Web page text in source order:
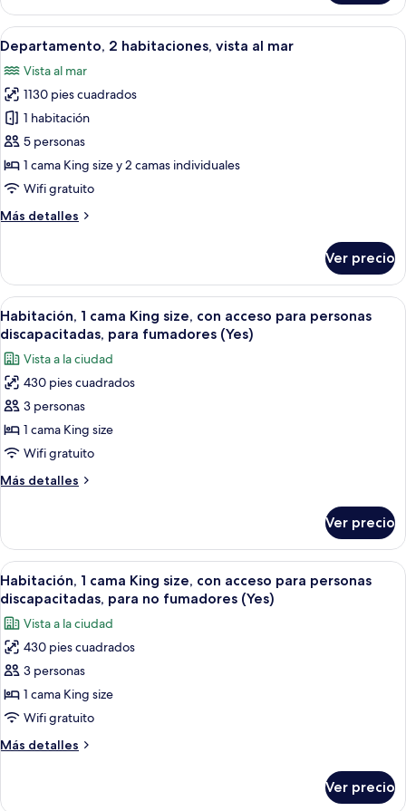
mar
Premium,
habitaciones,
vista
al
mar
Abrir
todas
las
fotos
de
Departamento,
2
habitaciones,
al
Una habitación de hotel moderna
4
Departamento, 2 habitaciones, vista al mar
Vista al mar
1130 pies cuadrados
1 habitación
5 personas
1 cama King size y 2 camas individuales
Wifi gratuito
Más detalles
Más
2
habitaciones,
vista
al
Ver precio
Abrir
todas
las
fotos
de
Habitación,
1
cama
King
size,
acceso
para
personas
discapacitadas,
para
fumadores
(Yes)
Una habitación de hotel moderna
3
Habitación, 1 cama King size, con acceso para personas
discapacitadas, para fumadores (Yes)
Vista a la ciudad
430 pies cuadrados
3 personas
1 cama King size
Wifi gratuito
Más detalles
Más
1
cama
King
size,
acceso
para
personas
discapacitadas,
para
(Yes)
Ver precio
Abrir
todas
las
fotos
de
Habitación,
1
cama
King
size,
acceso
Una habitación de hotel moderna
3
Habitación, 1 cama King size, con acceso para personas
discapacitadas, para no fumadores (Yes)
Vista a la ciudad
430 pies cuadrados
3 personas
1 cama King size
Wifi gratuito
Más detalles
Más
Ver precio